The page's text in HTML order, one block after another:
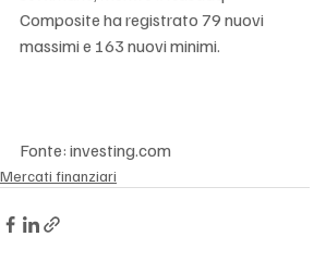
Composite ha registrato 79 nuovi
massimi e 163 nuovi minimi.
Fonte: investing.com
Mercati finanziari